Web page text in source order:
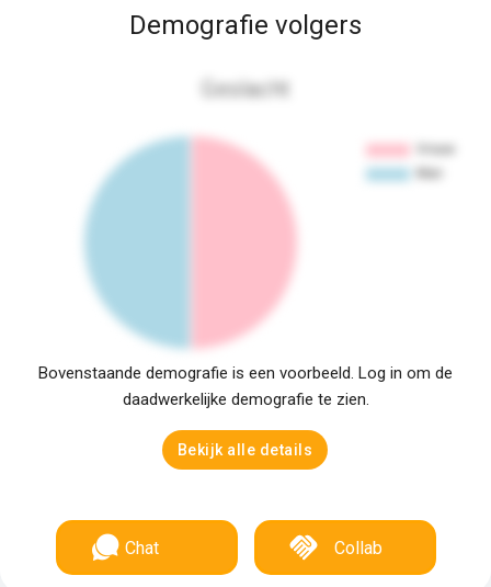
Demografie volgers
Geslacht
Bovenstaande demografie is een voorbeeld. Log in om de
daadwerkelijke demografie te zien.
Bekijk alle details
Chat Collab